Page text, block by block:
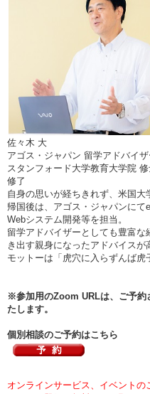
佐々木 大
アゴス・ジャパン 留学アドバイザ
スタンフォード大学教育大学院
修了
自身の思いが経ちきれず、米国大
帰国後は、アゴス・ジャパンに
Webシステム開発等を担当。
留学アドバイザーとしても豊富な
き出す親身になったアドバイスが
モットーは「虎穴に入らずんば虎
※参加用のZoom URLは、ご予約
たします。
個別相談のご予約はこちら
オンラインサービス、イベント